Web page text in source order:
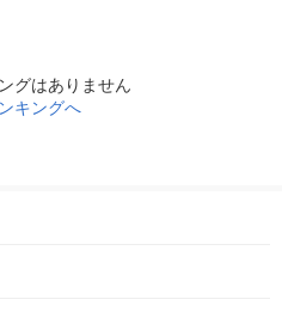
グはありません
キングへ